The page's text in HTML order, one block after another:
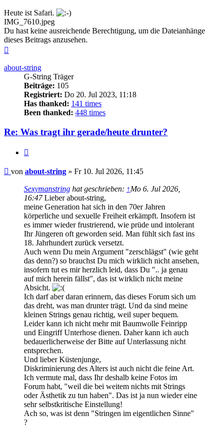
Heute ist Safari.
IMG_7610.jpeg
Du hast keine ausreichende Berechtigung, um die Dateianhänge
dieses Beitrags anzusehen.
about-string
G-String Träger
Beiträge: 105
Registriert: Do 20. Jul 2023, 11:18
Has thanked: 141 times
Been thanked: 448 times
Re: Was tragt ihr gerade/heute drunter?
Beitrag
von about-string » Fr 10. Jul 2026, 11:45
Sexymanstring hat geschrieben: ↑Mo 6. Jul 2026,
16:47Lieber about-string,
meine Generation hat sich in den 70er Jahren
körperliche und sexuelle Freiheit erkämpft. Insofern ist
es immer wieder frustrierend, wie prüde und intolerant
Ihr Jüngeren oft geworden seid. Man fühlt sich fast ins
18. Jahrhundert zurück versetzt.
Auch wenn Du mein Argument "zerschlägst" (wie geht
das denn?) so brauchst Du mich wirklich nicht ansehen,
insofern tut es mir herzlich leid, dass Du ".. ja genau
auf mich herein fällst", das ist wirklich nicht meine
Absicht.
Ich darf aber daran erinnern, das dieses Forum sich um
das dreht, was man drunter trägt. Und da sind meine
kleinen Strings genau richtig, weil super bequem.
Leider kann ich nicht mehr mit Baumwolle Feinripp
und Eingriff Unterhose dienen. Daher kann ich auch
bedauerlicherweise der Bitte auf Unterlassung nicht
entsprechen.
Und lieber Küstenjunge,
Diskriminierung des Alters ist auch nicht die feine Art.
Ich vermute mal, dass Ihr deshalb keine Fotos im
Forum habt, "weil die bei weitem nichts mit Strings
oder Ästhetik zu tun haben". Das ist ja nun wieder eine
sehr selbstkritische Einstellung!
Ach so, was ist denn "Stringen im eigentlichen Sinne"
?